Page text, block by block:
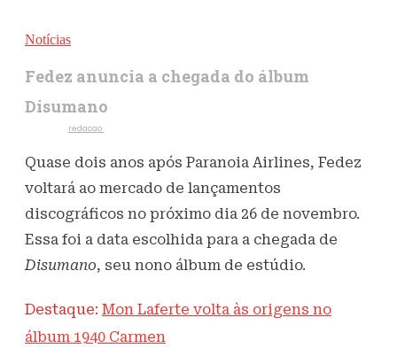
Notícias
Fedez anuncia a chegada do álbum
Disumano
redacao
Quase dois anos após Paranoia Airlines, Fedez
voltará ao mercado de lançamentos
discográficos no próximo dia 26 de novembro.
Essa foi a data escolhida para a chegada de
Disumano, seu nono álbum de estúdio.
Destaque: Mon Laferte volta às origens no
álbum 1940 Carmen